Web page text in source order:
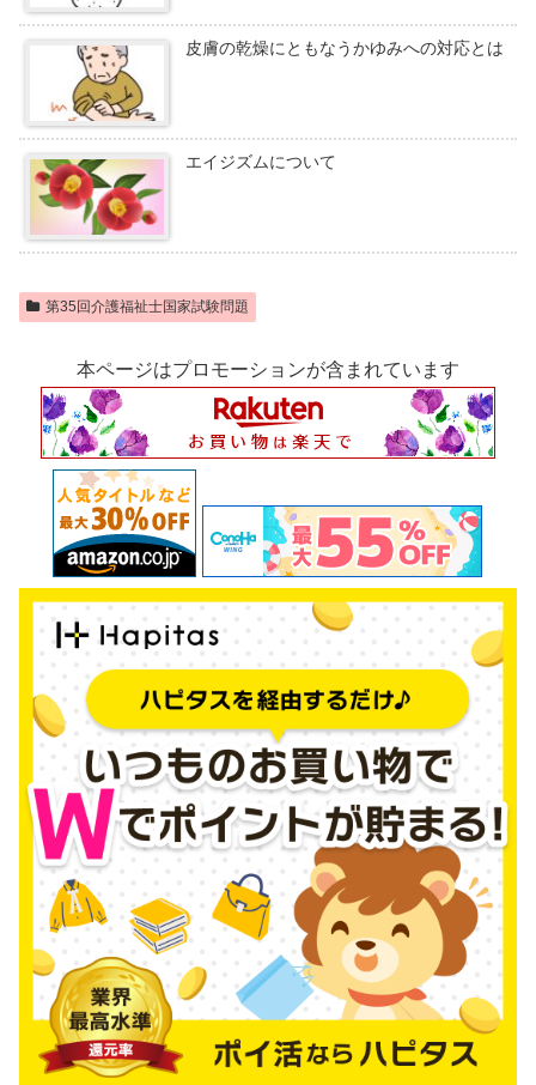
皮膚の乾燥にともなうかゆみへの対応とは
エイジズムについて
第35回介護福祉士国家試験問題
本ページはプロモーションが含まれています